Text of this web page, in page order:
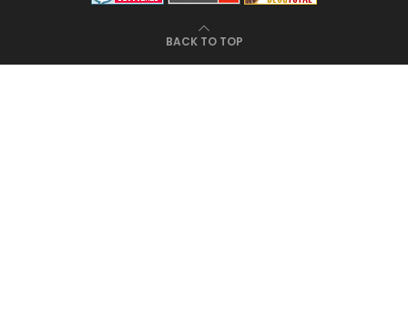
BACK TO TOP